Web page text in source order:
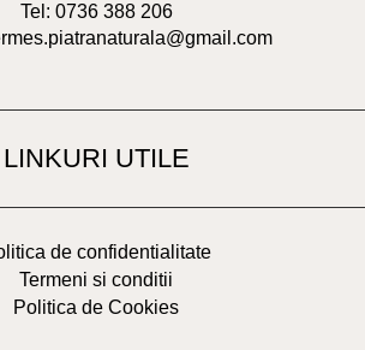
Tel: 0736 388 206
LINKURI UTILE
de confidentialitate
Termeni si conditii
Politica de Cookies